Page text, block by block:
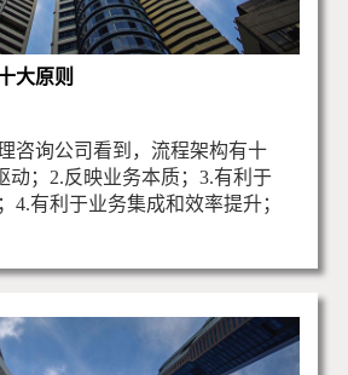
大原则
咨询公司看到，流程架构有十
动；2.反映业务本质；3.有利于
4.有利于业务集成和效率提升；